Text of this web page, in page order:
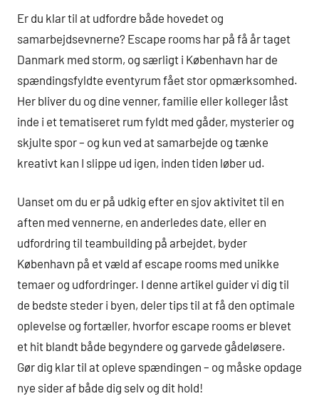
Er du klar til at udfordre både hovedet og
samarbejdsevnerne? Escape rooms har på få år taget
Danmark med storm, og særligt i København har de
spændingsfyldte eventyrum fået stor opmærksomhed.
Her bliver du og dine venner, familie eller kolleger låst
inde i et tematiseret rum fyldt med gåder, mysterier og
skjulte spor – og kun ved at samarbejde og tænke
kreativt kan I slippe ud igen, inden tiden løber ud.
Uanset om du er på udkig efter en sjov aktivitet til en
aften med vennerne, en anderledes date, eller en
udfordring til teambuilding på arbejdet, byder
København på et væld af escape rooms med unikke
temaer og udfordringer. I denne artikel guider vi dig til
de bedste steder i byen, deler tips til at få den optimale
oplevelse og fortæller, hvorfor escape rooms er blevet
et hit blandt både begyndere og garvede gådeløsere.
Gør dig klar til at opleve spændingen – og måske opdage
nye sider af både dig selv og dit hold!